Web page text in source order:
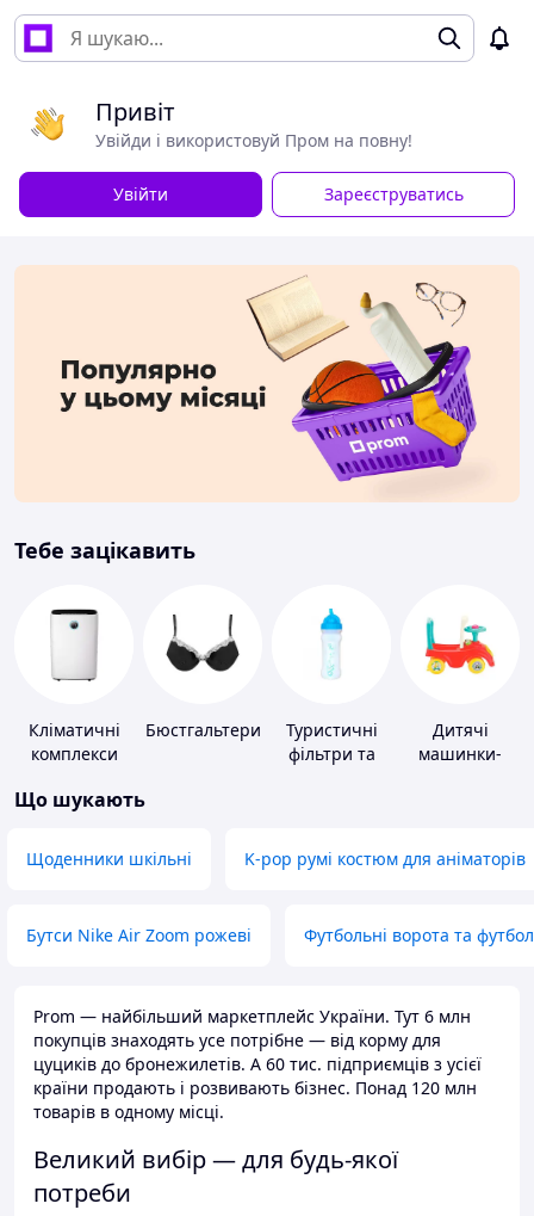
Привіт
Увійди і використовуй Пром на повну!
Увійти Зареєструватись
Тебе зацікавить
Кліматичні
комплекси
Бюстгальтери
Туристичні
фільтри та
Дитячі
машинки-
Що шукають
Щоденники шкільні K-pop румі костюм для аніматорів
Бутси Nike Air Zoom рожеві Футбольні ворота та
Prom — найбільший маркетплейс України. Тут 6 млн
покупців знаходять усе потрібне — від корму для
цуциків до бронежилетів. А 60 тис. підприємців з усієї
країни продають і розвивають бізнес. Понад 120 млн
товарів в одному місці.
Великий вибір — для будь-якої
потреби